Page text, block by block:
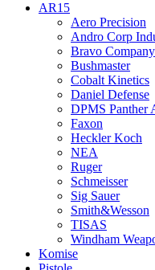
AR15
Aero Precision
Andro Corp
Bravo Company
Bushmaster
Cobalt Kinetics
Daniel Defense
DPMS Panther
Faxon
Heckler Koch
NEA
Ruger
Schmeisser
Sig Sauer
Smith&Wesson
TISAS
Windham
Komise